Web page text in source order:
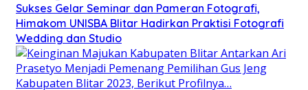
Sukses Gelar Seminar dan Pameran Fotografi,
Himakom UNISBA Blitar Hadirkan Praktisi Fotografi
Wedding dan Studio